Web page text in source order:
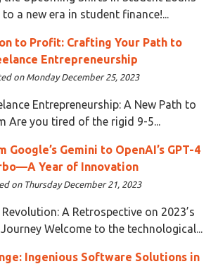
a new era in student finance!...
to Profit: Crafting Your Path to
Entrepreneurship
on Monday December 25, 2023
Entrepreneurship: A New Path to
Are you tired of the rigid 9-5...
Google’s Gemini to OpenAI’s GPT-4
Year of Innovation
on Thursday December 21, 2023
A Retrospective on 2023’s
Welcome to the technological...
Ingenious Software Solutions in